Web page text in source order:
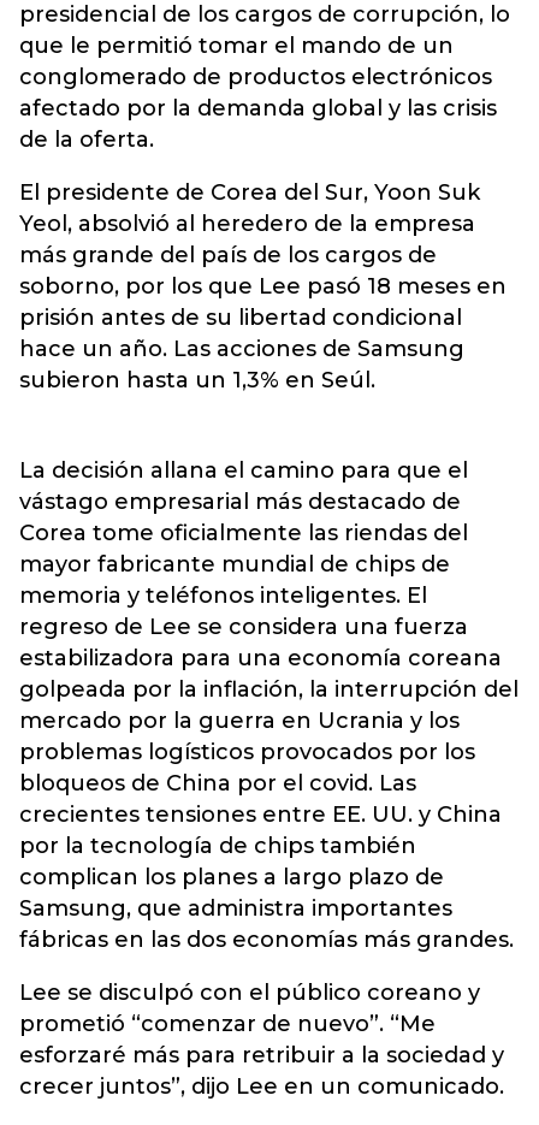
presidencial de los cargos de corrupción, lo
que le permitió tomar el mando de un
conglomerado de productos electrónicos
afectado por la demanda global y las crisis
de la oferta.
El presidente de Corea del Sur, Yoon Suk
Yeol, absolvió al heredero de la empresa
más grande del país de los cargos de
soborno, por los que Lee pasó 18 meses en
prisión antes de su libertad condicional
hace un año. Las acciones de Samsung
subieron hasta un 1,3% en Seúl.
La decisión allana el camino para que el
vástago empresarial más destacado de
Corea tome oficialmente las riendas del
mayor fabricante mundial de chips de
memoria y teléfonos inteligentes. El
regreso de Lee se considera una fuerza
estabilizadora para una economía coreana
golpeada por la inflación, la interrupción del
mercado por la guerra en Ucrania y los
problemas logísticos provocados por los
bloqueos de China por el covid. Las
crecientes tensiones entre EE. UU. y China
por la tecnología de chips también
complican los planes a largo plazo de
Samsung, que administra importantes
fábricas en las dos economías más grandes.
Lee se disculpó con el público coreano y
prometió “comenzar de nuevo”. “Me
esforzaré más para retribuir a la sociedad y
crecer juntos”, dijo Lee en un comunicado.